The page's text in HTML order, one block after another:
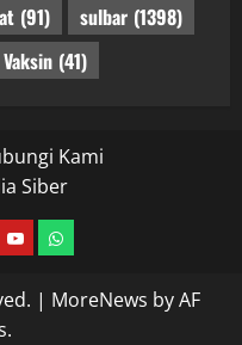
(91) sulbar (1398)
Vaksin (41)
Kami
Siber
youtubewhatsapp
| MoreNews by AF